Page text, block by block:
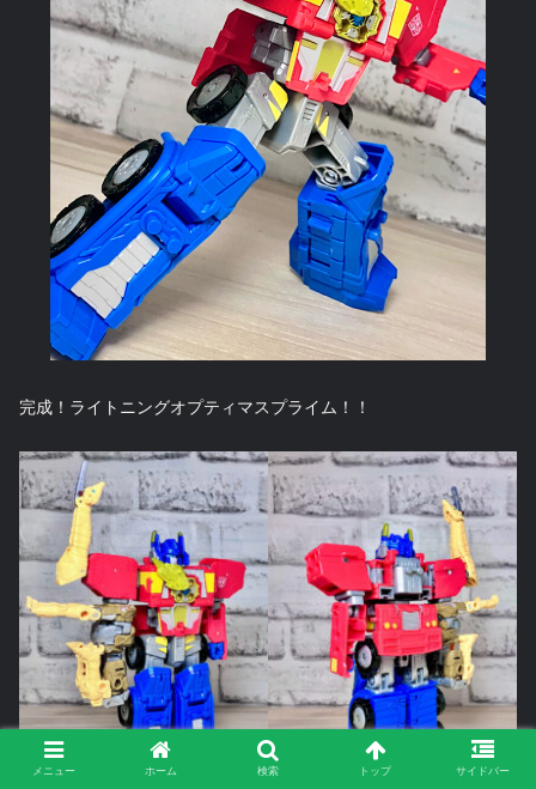
完成！ライトニングオプティマスプライム！！
メニュー ホーム 検索 トップ サイドバー